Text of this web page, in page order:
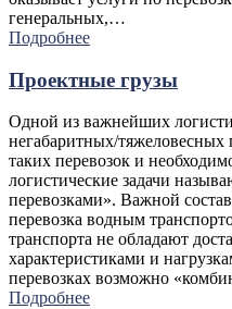
генеральных,…
Подробнее
Проектные грузы
Одной из важнейших
негабаритных/тяжеловесных
таких перевозок и
логистические задачи
перевозками». Важной
перевозка водным
транспорта не обладают
характеристиками и
перевозках возможно
Подробнее